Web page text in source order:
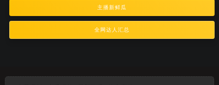
主播新鲜瓜
全网达人汇总